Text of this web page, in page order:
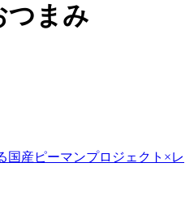
まみ
国産ピーマンプロジェクト×レ